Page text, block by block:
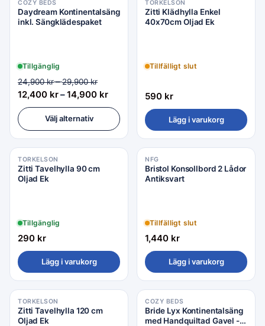
COZY BEDS
Daydream Kontinentalsäng
inkl. Sängklädespaket
Tillgänglig
24,900kr–29,900kr
12,400 kr–14,900 kr
Välj alternativ
TORKELSON
Zitti Klädhylla Enkel
40x70cm Oljad Ek
Tillfälligt slut
590 kr
Lägg i varukorg
TORKELSON
Zitti Tavelhylla 90 cm
Oljad Ek
Tillgänglig
290 kr
Lägg i varukorg
NFG
Bristol Konsollbord 2 Lådor
Antiksvart
Tillfälligt slut
1,440 kr
Lägg i varukorg
TORKELSON
Zitti Tavelhylla 120 cm
Oljad Ek
COZY BEDS
Bride Lyx Kontinentalsäng
med Handquiltad Gavel -